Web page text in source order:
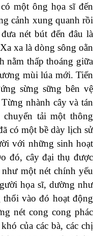
một ông họa sĩ đến
cảnh xung quanh rồi
nét bút đến đâu là
xa là dòng sông oằn
nằm thấp thoáng giữa
mùi lúa mới. Tiến
sừng sững bên vệ
nhành cây và tán
tải một thông
có một bề dày lịch sử
với những sinh hoạt
đó, cây đại thụ được
một nét chính yếu
họa sĩ, dường như
thổi vào đó hoạt động
nét cong cong phác
của các bà, các chị